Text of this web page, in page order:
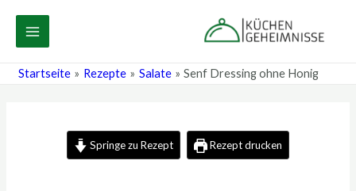
Inhalt
MAIN
MENU
Startseite Rezepte Salate Senf Dressing ohne Honig
Springe zu Rezept Rezept drucken